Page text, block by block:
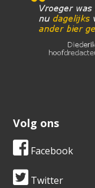
Volg ons
Facebook
Twitter